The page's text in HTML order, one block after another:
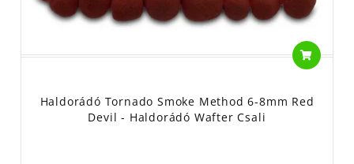
Haldorádó Tornado Smoke Method 6-8mm Red
Devil - Haldorádó Wafter Csali